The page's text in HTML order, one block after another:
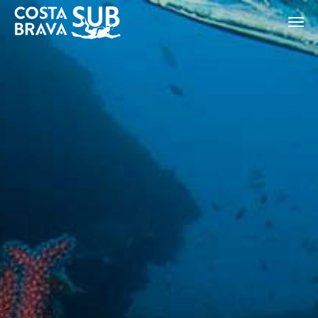
Modificar cookies